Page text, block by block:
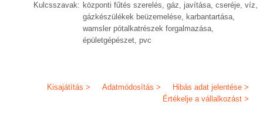
Kulcsszavak: központi fűtés szerelés, gáz, javítása, cseréje, víz,
gázkészülékek beüzemelése, karbantartása,
wamsler pótalkatrészek forgalmazása,
épületgépészet, pvc
Hibás adat jelentése >
Adatmódosítás >
Kisajátítás >
Értékelje a vállalkozást >